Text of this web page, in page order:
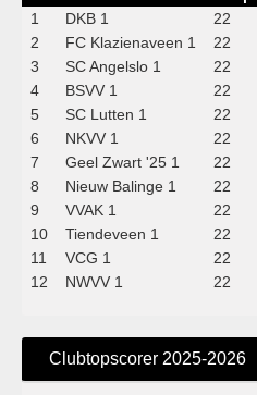
1
DKB 1 22
2
FC Klazienaveen 1 22
3
SC Angelslo 1 22
4
BSVV 1 22
5
SC Lutten 1 22
6
NKVV 1 22
7
Geel Zwart '25 1 22
8
Nieuw Balinge 1 22
9
VVAK 1 22
10
Tiendeveen 1 22
11
VCG 1 22
12
NWVV 1 22
Clubtopscorer 2025-2026